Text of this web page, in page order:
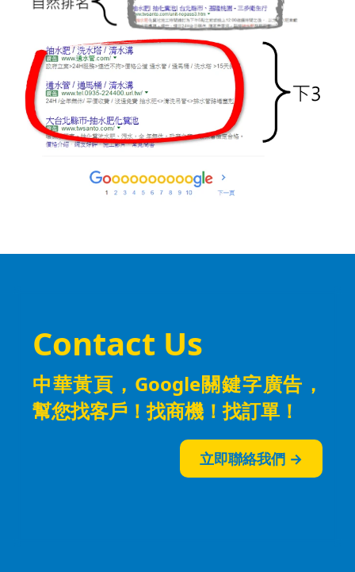
Contact Us
中華黃頁，Google關鍵字廣告，
幫您找客戶！找商機！找訂單！
立即聯絡我們 →